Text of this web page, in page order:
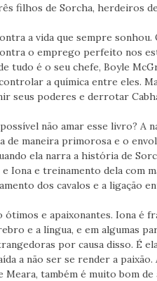
filhos de Sorcha, herdeiros
a vida que sempre
o emprego perfeito nos
tudo é o seu chefe, Boyle
a química entre eles.
seus poderes e derrotar
não amar esse livro? A
de maneira primorosa e o
ela narra a história de
Iona e treinamento dela com
dos cavalos e a ligação
ótimos e apaixonantes. Iona é
e a língua, e em algumas
por causa disso. É
a não ser se render a
Meara, também é muito bom